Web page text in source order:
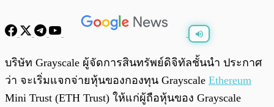
0:00
บริษัท Grayscale ผู้จัดการสินทรัพย์ดิจิทัลชั้นนำ ประกาศ
ว่า จะเริ่มแจกจ่ายหุ้นของกองทุน Grayscale Ethereum
Mini Trust (ETH Trust) ให้แก่ผู้ถือหุ้นของ Grayscale